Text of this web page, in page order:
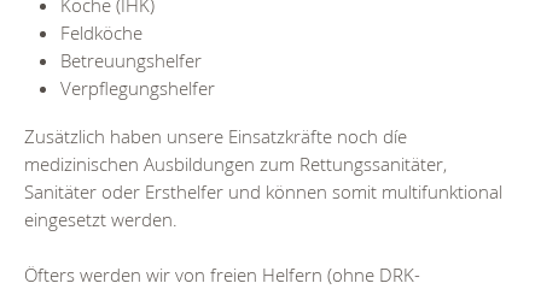
Köche (IHK)
Feldköche
Betreuungshelfer
Verpflegungshelfer
Zusätzlich haben unsere Einsatzkräfte noch díe
medizinischen Ausbildungen zum Rettungssanitäter,
Sanitäter oder Ersthelfer und können somit multifunktional
eingesetzt werden.
Öfters werden wir von freien Helfern (ohne DRK-